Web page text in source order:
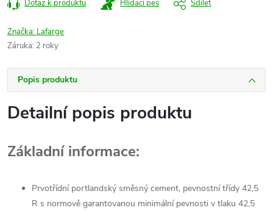
Dotaz k produktu Hlídací pes Sdílet
Značka: Lafarge
Záruka: 2 roky
Popis produktu
Detailní popis produktu
Základní informace:
Prvotřídní portlandský směsný cement, pevnostní třídy 42,5
R s normově garantovanou minimální pevnosti v tlaku 42,5